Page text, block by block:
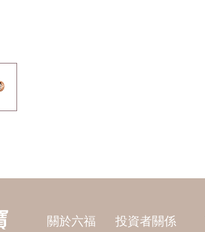
關於六福 投資者關係